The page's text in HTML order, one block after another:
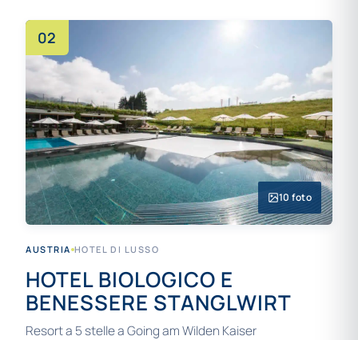
02
10 foto
AUSTRIA HOTEL DI LUSSO
HOTEL BIOLOGICO E
BENESSERE STANGLWIRT
Resort a 5 stelle a Going am Wilden Kaiser